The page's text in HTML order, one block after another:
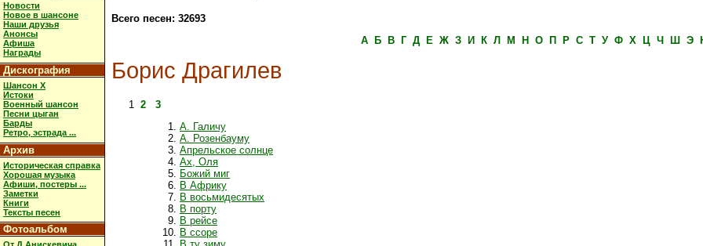
Новости
Новое в шансоне
Наши друзья
Анонсы
Афиша
Награды
Дискография
Шансон X
Истоки
Военный шансон
Песни цыган
Барды
Ретро, эстрада ...
Архив
Историческая справка
Хорошая музыка
Афиши, постеры ...
Заметки
Книги
Тексты песен
Фотоальбом
Всего песен: 32693
А
Б В Г Д Е Ж З И К Л М Н О П Р С Т У Ф Х Ц Ч Ш Э
Борис Драгилев
1 2
3
А. Галичу
А. Розенбауму
Апрельское солнце
Ах, Оля
Божий миг
В Африку
В восьмидесятых
В порту
В рейсе
В ссоре